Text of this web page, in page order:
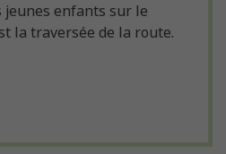
jeunes enfants sur le
la traversée de la route.